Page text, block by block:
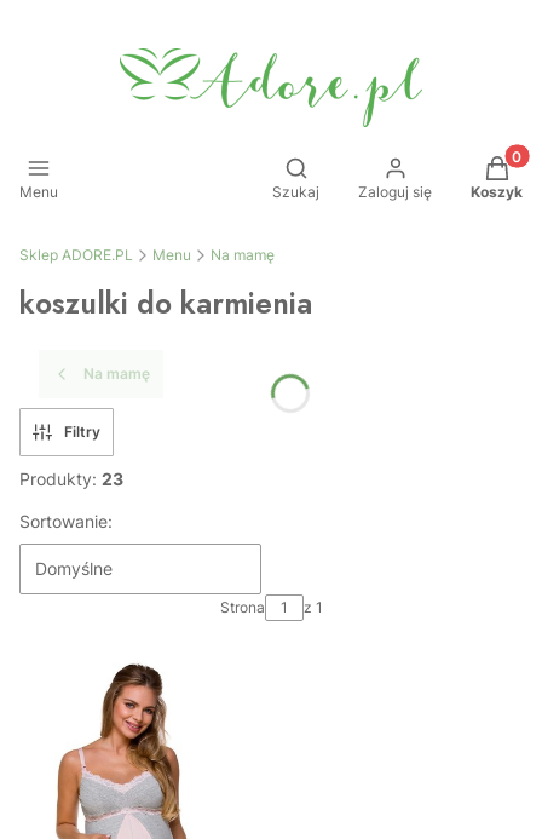
Menu
Otwórz wyszukiwarkę
Szukaj Zaloguj się Koszyk
Sklep ADORE.PL Menu Na mamę
koszulki do karmienia
Na mamę
Filtry
Produkty: 23
Sortowanie:
Domyślne
Strona z 1